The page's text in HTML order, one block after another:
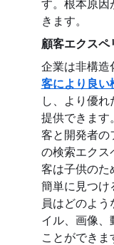
す。根本原因
きます。
顧客エクスペ
企業は非構造
客により良い
し、より優
提供できます
客と開発者の
の検索エクス
客は子供のた
簡単に見つけ
員はどのよ
イル、画像、
ことができま